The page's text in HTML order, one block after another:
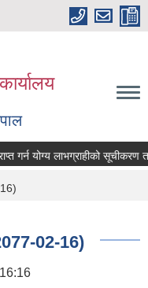
गर्न योग्य लाभग्राहीको सूचीकरण
02-16)